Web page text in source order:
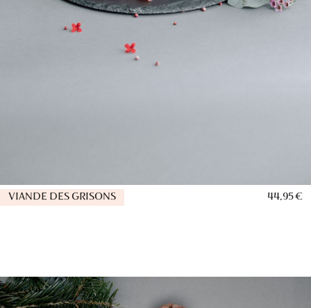
VIANDE DES GRISONS 44,95 €